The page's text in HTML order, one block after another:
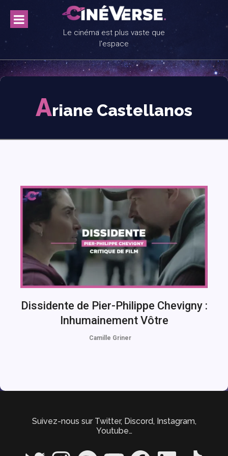
content
Le cinéma est plus vaste que
l'espace
Ariane Castellanos
Dissidente de Pier-Philippe Chevigny :
Inhumainement Vôtre
Camille Griner
Suivez-nous sur Twitter, Discord, Instagram,
Youtube…
Twitter InstagramSpotify YouTube FacebookLinkedIn TikTok